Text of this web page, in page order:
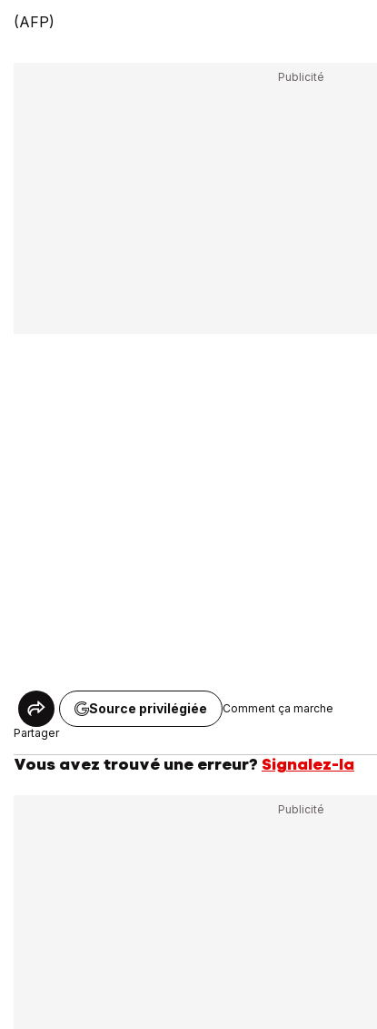
(AFP)
Partager
Source privilégiée Comment ça marche
Vous avez trouvé une erreur? Signalez-la